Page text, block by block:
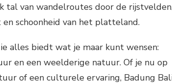
tal van wandelroutes door de
schoonheid van het platteland.
alles biedt wat je maar kunt wensen:
en een weelderige natuur. Of je nu op
of een culturele ervaring, Badung